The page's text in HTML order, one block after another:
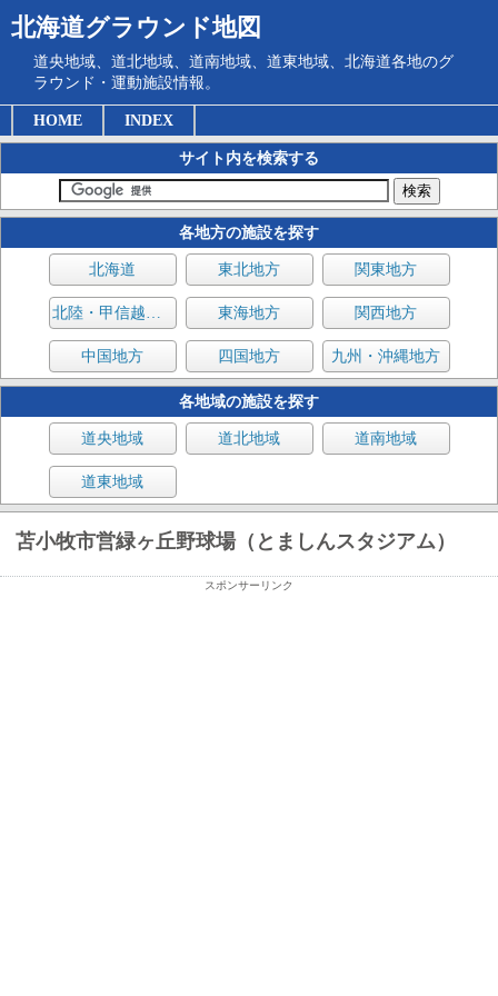
北海道グラウンド地図
道央地域、道北地域、道南地域、道東地域、北海道各地のグ
ラウンド・運動施設情報。
HOME INDEX
サイト内を検索する
各地方の施設を探す
北海道 東北地方 関東地方
北陸・甲信越地方 東海地方 関西地方
中国地方 四国地方 九州・沖縄地方
各地域の施設を探す
道央地域 道北地域 道南地域
道東地域
苫小牧市営緑ヶ丘野球場（とましんスタジアム）
スポンサーリンク